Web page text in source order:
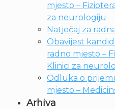
mjesto –
za neurologiju
Natječaj za
Obavijest
radno mjesto –
Klinici za
Odluka o
mjesto –
Arhiva